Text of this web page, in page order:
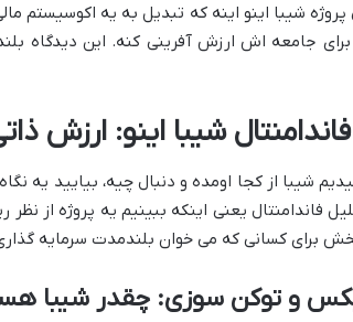
شیبا اینو اینه که تبدیل به یه اکوسیستم
جامعه اش ارزش آفرینی کنه. این دیدگاه
شیبا اینو: ارزش
شیبا از کجا اومده و دنبال چیه، بیایید یه
فاندامنتال یعنی اینکه ببینیم یه پروژه از
برای کسانی که می خوان بلندمدت سرمایه
و توکن سوزی: چقدر شیبا